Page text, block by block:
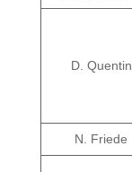
D. Quentin
N. Friede